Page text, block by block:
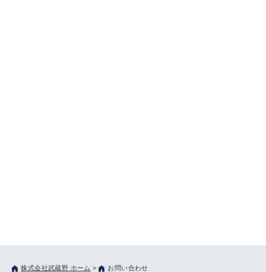
株式会社武蔵野 ホーム > お問い合わせ